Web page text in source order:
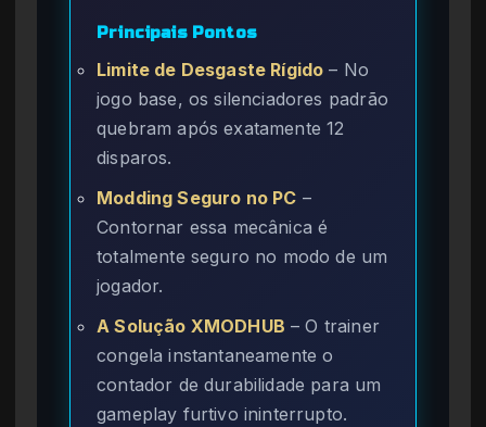
Principais Pontos
Limite de Desgaste Rígido – No
jogo base, os silenciadores padrão
quebram após exatamente 12
disparos.
Modding Seguro no PC –
Contornar essa mecânica é
totalmente seguro no modo de um
jogador.
A Solução XMODHUB – O trainer
congela instantaneamente o
contador de durabilidade para um
gameplay furtivo ininterrupto.